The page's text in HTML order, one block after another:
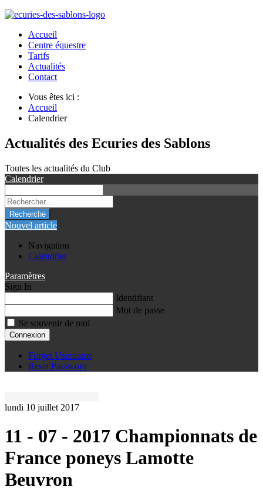
Accueil
Centre équestre
Tarifs
Actualités
Contact
Vous êtes ici :
Accueil
Calendrier
Actualités des Ecuries des Sablons
Toutes les actualités du Club
Calendrier
Recherche
Nouvel article
Navigation
Calendrier
Paramètres
Sign In
Identifiant
Mot de passe
Se souvenir de moi
Connexion
Forget Username
Reset Password
lundi 10 juillet 2017
11 - 07 - 2017 Championnats de
France poneys Lamotte
Beuvron